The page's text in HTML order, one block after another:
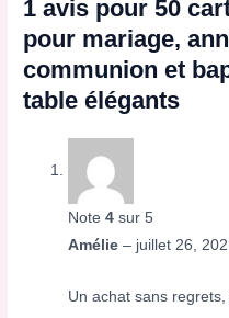
1 avis pour50
pour mariage,
communion et
table élégants
Note4 sur 5
Amélie– juillet 26,
Un achat sans regrets,